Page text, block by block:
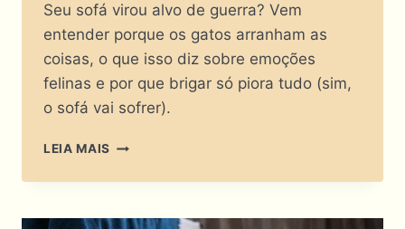
Seu sofá virou alvo de guerra? Vem
entender porque os gatos arranham as
coisas, o que isso diz sobre emoções
felinas e por que brigar só piora tudo (sim,
o sofá vai sofrer).
LEIA MAIS O
TE
PORQUE